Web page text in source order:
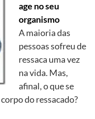
age no seu
organismo
A maioria das
pessoas sofreu de
ressaca uma vez
na vida. Mas,
afinal, o que se
do ressacado?